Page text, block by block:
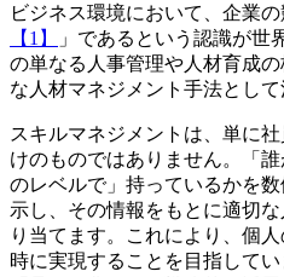
ビジネス環境において、企業の
【1】
」であるという認識が世
の単なる人事管理や人材育成
な人材マネジメント手法として
スキルマネジメントは、単に
けのものではありません。「
のレベルで」持っているかを
示し、その情報をもとに適切
り当てます。これにより、個
時に実現することを目指して